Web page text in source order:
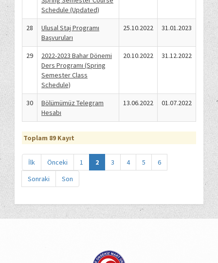
Schedule (Updated)
28
Ulusal Staj Programı
Başvuruları
25.10.2022 31.01.2023
29
2022-2023 Bahar Dönemi
Ders Programı (Spring
Semester Class
Schedule)
20.10.2022 31.12.2022
30
Bölümümüz Telegram
Hesabı
13.06.2022 01.07.2022
Toplam 89 Kayıt
İlk Önceki 1 2 3 4 5
6
Sonraki
Son